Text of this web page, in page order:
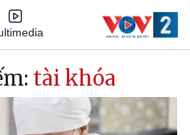
tài khóa